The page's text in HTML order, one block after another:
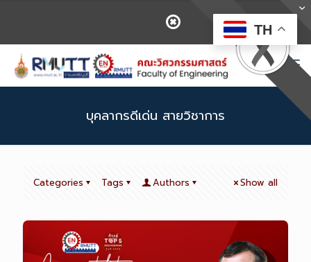
บุคลากรดีเด่น สายวิชาการ
Categories Tags Authors Show all
TH